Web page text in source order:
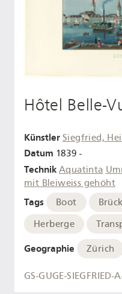
Hôtel Belle-
Künstler Siegfried,
Datum 1839 -
Technik Aquatinta
mit Bleiweiss gehöht
Tags Boot
Herberge
Geographie Zürich
GS-GUGE-SIEGFRIED-